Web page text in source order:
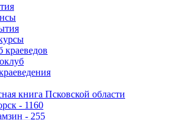
краеведов
книга Псковской области
- 1160
- 255